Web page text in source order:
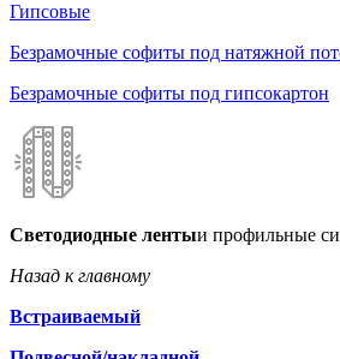
Гипсовые
Безрамочные софиты под натяжной
Безрамочные софиты под гипсокартон
Светодиодные лентыи профильные
Назад к главному
Встраиваемый